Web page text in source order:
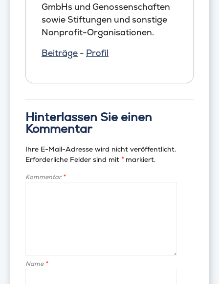
GmbHs und Genossenschaften
sowie Stiftungen und sonstige
Nonprofit-Organisationen.
Beiträge - Profil
Hinterlassen Sie einen
Kommentar
Ihre E-Mail-Adresse wird nicht veröffentlicht.
Erforderliche Felder sind mit *markiert.
Kommentar*
Name *